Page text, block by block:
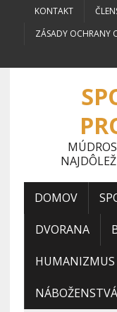
KONTAKT
ZÁSADY OCHRANY
DOMOV
DVORANA
HUMANIZMUS
NÁBOŽENSTVÁ